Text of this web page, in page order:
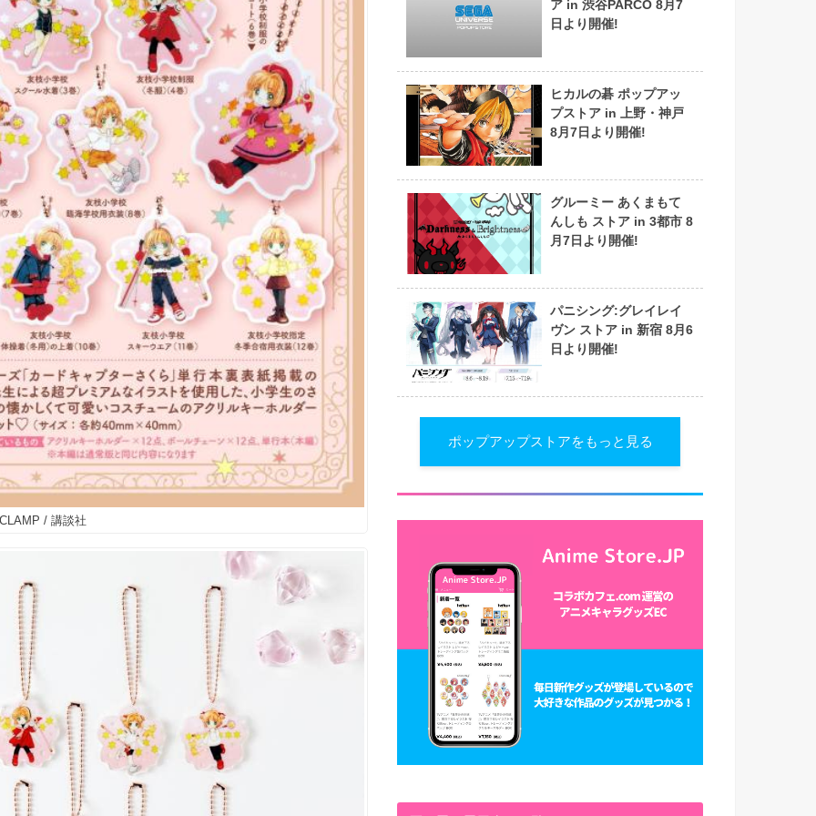
/ 講談社
ア in 渋谷PARCO 8月7
日より開催!
ヒカルの碁 ポップアッ
プストア in 上野・神戸
8月7日より開催!
グルーミー あくまもて
んしも ストア in 3都市 8
月7日より開催!
パニシング:グレイレイ
ヴン ストア in 新宿 8月6
日より開催!
ポップアップストアをもっと見る